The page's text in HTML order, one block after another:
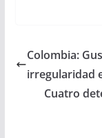
Colombia:
irregularidad
Cuatro